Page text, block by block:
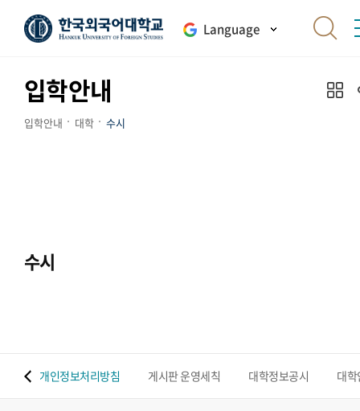
Language
입학안내
입학안내 대학 수시
수시
개인정보처리방침 게시판 운영세칙 대학정보공시 대